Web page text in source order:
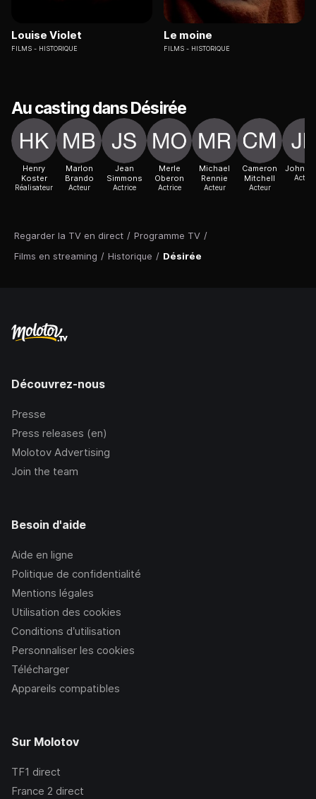
Regarder la TV en direct / Programme TV /
Films en streaming / Historique / Désirée
Louise Violet
FILMS HISTORIQUE
Le moine
FILMS HISTORIQUE
Au casting dans Désirée
Henry
Koster
Réalisateur
Marlon
Brando
Acteur
Jean
Simmons
Actrice
Merle
Oberon
Actrice
Michael
Rennie
Acteur
Cameron
Mitchell
Acteur
John
Acteur
Découvrez-nous
Presse
Press releases (en)
Molotov Advertising
Join the team
Besoin d'aide
Aide en ligne
Politique de confidentialité
Mentions légales
Utilisation des cookies
Conditions d’utilisation
Personnaliser les cookies
Télécharger
Appareils compatibles
Sur Molotov
TF1 direct
France 2 direct